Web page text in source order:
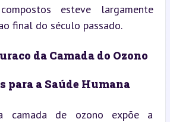
esteve largamente
final do século passado.
da Camada do Ozono
para a Saúde Humana
camada de ozono expõe a